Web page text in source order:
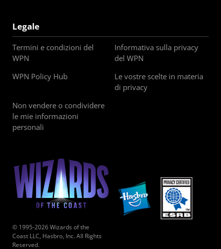
Legale
Termini e condizioni del
WPN
Informativa sulla privacy
del WPN
WPN Policy Hub
Le vostre scelte in materia
di privacy
Non vendere o condividere
le mie informazioni
personali
© 1995-2026 Wizards of the
Coast LLC, Hasbro, Inc. All Rights
Reserved.